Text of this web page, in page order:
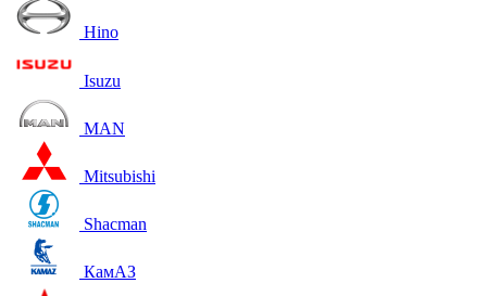
Hino
Isuzu
MAN
Mitsubishi
Shacman
КамАЗ